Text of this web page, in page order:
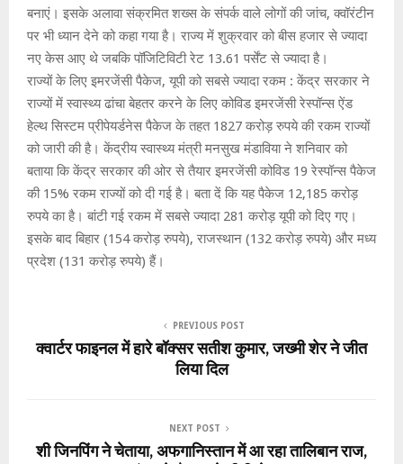
बनाएं। इसके अलावा संक्रमित शख्स के संपर्क वाले लोगों की जांच, क्वॉरंटीन
पर भी ध्यान देने को कहा गया है। राज्य में शुक्रवार को बीस हजार से ज्यादा
नए केस आए थे जबकि पॉजिटिविटी रेट 13.61 पर्सेंट से ज्यादा है।
राज्यों के लिए इमरजेंसी पैकेज, यूपी को सबसे ज्यादा रकम : केंद्र सरकार ने
राज्यों में स्वास्थ्य ढांचा बेहतर करने के लिए कोविड इमरजेंसी रेस्पॉन्स ऐंड
हेल्थ सिस्टम प्रीपेयर्डनेस पैकेज के तहत 1827 करोड़ रुपये की रकम राज्यों
को जारी की है। केंद्रीय स्वास्थ्य मंत्री मनसुख मंडाविया ने शनिवार को
बताया कि केंद्र सरकार की ओर से तैयार इमरजेंसी कोविड 19 रेस्पॉन्स पैकेज
की 15% रकम राज्यों को दी गई है। बता दें कि यह पैकेज 12,185 करोड़
रुपये का है। बांटी गई रकम में सबसे ज्यादा 281 करोड़ यूपी को दिए गए।
इसके बाद बिहार (154 करोड़ रुपये), राजस्थान (132 करोड़ रुपये) और मध्य
प्रदेश (131 करोड़ रुपये) हैं।
PREVIOUS POST
क्वार्टर फाइनल में हारे बॉक्सर सतीश कुमार, जख्मी शेर ने जीत
लिया दिल
NEXT POST
शी जिनपिंग ने चेताया, अफगानिस्‍तान में आ रहा तालिबान राज,